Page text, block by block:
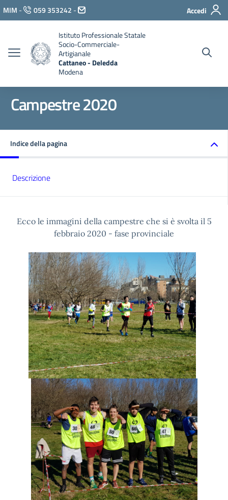
Vai ai contenuti
Vai al menu di navigazione
Vai al footer
MIM - 059 353242 - Accedi
Istituto Professionale Statale
Socio-Commerciale-
Artigianale
Cattaneo - Deledda
Modena
Campestre 2020
Indice della pagina
Descrizione
Ecco le immagini della campestre che si è svolta il 5
febbraio 2020 - fase provinciale